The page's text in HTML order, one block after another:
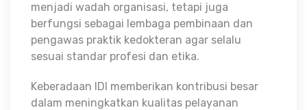
menjadi wadah organisasi, tetapi juga
berfungsi sebagai lembaga pembinaan dan
pengawas praktik kedokteran agar selalu
sesuai standar profesi dan etika.
Keberadaan IDI memberikan kontribusi besar
dalam meningkatkan kualitas pelayanan